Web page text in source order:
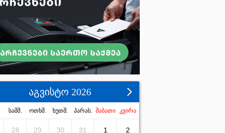
აგვისტო 2026
სამშ. ოთხშ. ხუთშ. პარას. შაბათი კვირა
28 29 30 31 1 2